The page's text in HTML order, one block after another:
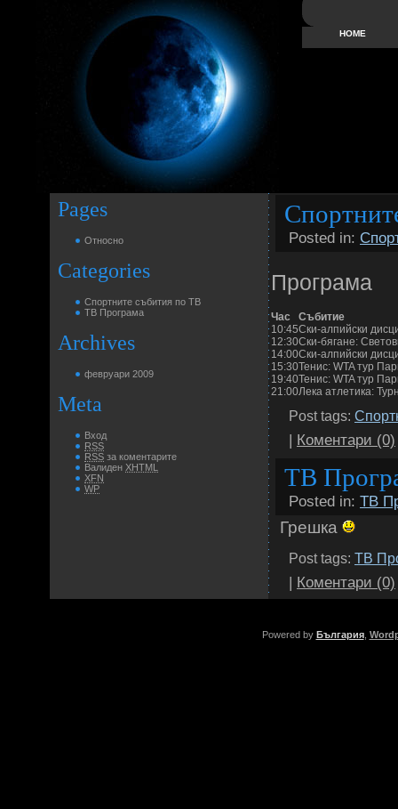
HOME
Pages
Относно
Categories
Спортните събития по ТВ
ТВ Програма
Archives
февруари 2009
Meta
Вход
RSS
RSS за коментарите
Валиден XHTML
XFN
WP
Posted in:
Програма
Час
Събитие
10:45Ски-алпийски
12:30Ски-бягане:
14:00Ски-алпийски
15:30Тенис: WTA тур
19:40Тенис: WTA тур
21:00Лека атлетика:
Post tags:
| Коментари (0)
ТВ
Posted in: ТВ
Грешка
Post tags: ТВ
| Коментари (0)
Powered by България,